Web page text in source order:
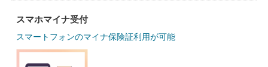
スマホマイナ受付
スマートフォンのマイナ保険証利用が可能